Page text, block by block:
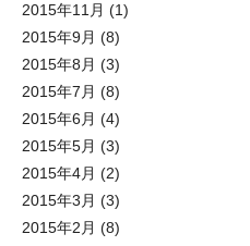
2015年11月 (1)
2015年9月 (8)
2015年8月 (3)
2015年7月 (8)
2015年6月 (4)
2015年5月 (3)
2015年4月 (2)
2015年3月 (3)
2015年2月 (8)